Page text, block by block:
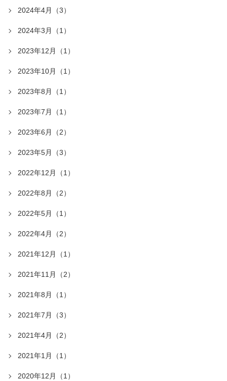
2024年4月（3）
2024年3月（1）
2023年12月（1）
2023年10月（1）
2023年8月（1）
2023年7月（1）
2023年6月（2）
2023年5月（3）
2022年12月（1）
2022年8月（2）
2022年5月（1）
2022年4月（2）
2021年12月（1）
2021年11月（2）
2021年8月（1）
2021年7月（3）
2021年4月（2）
2021年1月（1）
2020年12月（1）